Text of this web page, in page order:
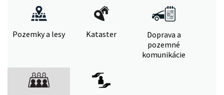
Pozemky a lesy Kataster
Doprava a
pozemné
komunikácie